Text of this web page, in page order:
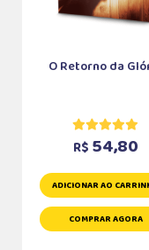
O Retorno da
R$ 54,80
ADICIONAR AO
COMPRAR AGORA